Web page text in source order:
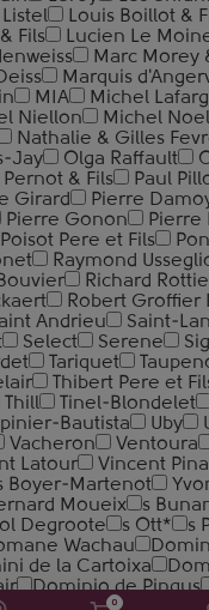
0
Listel Louis Boillot &
Fils
Lucien Le
Marc Morey
Marquis
MIA Michel
Niellon Michel
Nathalie & Gilles
Jay Olga Raffault
Pernot & Fils Paul
Girard Pierre
Pierre Gonon Pierre
Poisot Pere et Fils
Raymond
Richard
Robert Groffier
Andrieu Saint-
Select Serene
Tariquet
Thibert Pere et
Thill Tinel-Blondelet
Bautista Uby
Vacheron Ventoura
Latour Vincent
Boyer-Martenot
Moueix s
Degroote s Ott* s
Wachau
de la Cartoixa
Dominio de Pingus